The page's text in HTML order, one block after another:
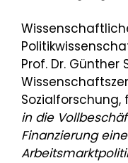
Prof. Dr. Günther
Sozialforschung,
in die
Finanzierung